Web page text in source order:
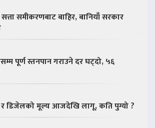
सत्ता समीकरणबाट बाहिर, बानियाँ सरकार
पूर्ण स्तनपान गराउने दर घट्दो, ५६
र डिजेलको मूल्य आजदेखि लागू, कति पुग्यो ?